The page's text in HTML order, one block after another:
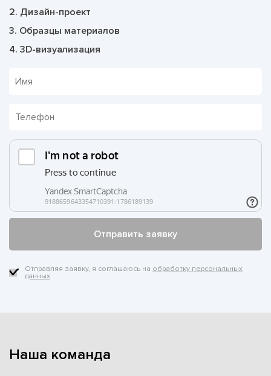
2. Дизайн-проект
3. Образцы материалов
4. 3D-визуализация
Отправляя заявку, я соглашаюсь на обработку персональных
данных
Наша команда